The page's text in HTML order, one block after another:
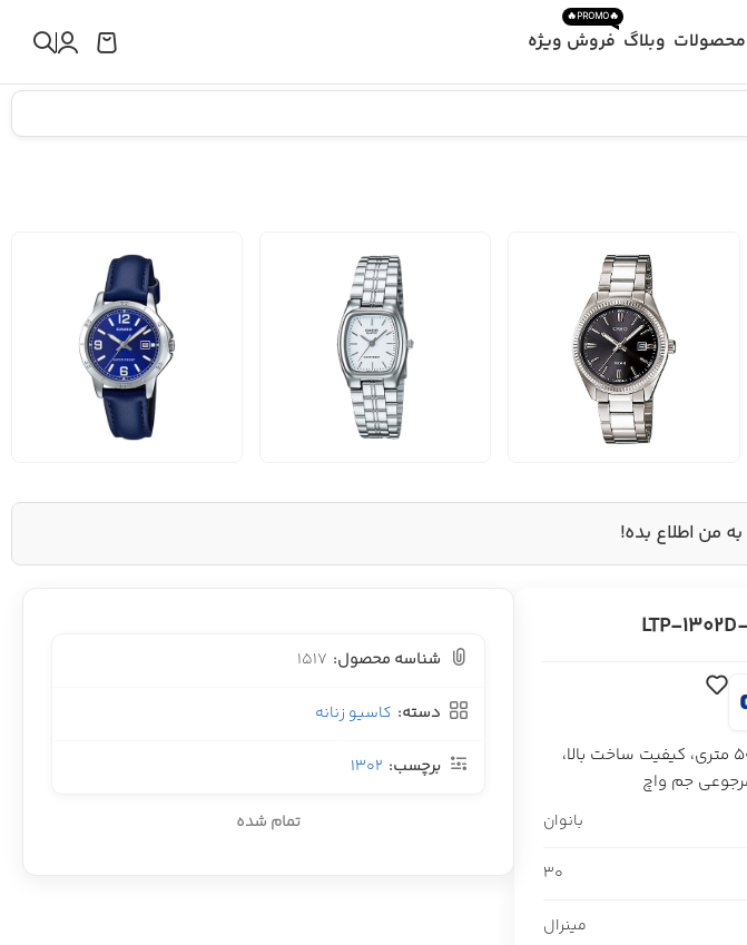
وبلاگ فروش ویژه
🔥PROMO🔥
من اطلاع بده!
کاسیو انتایسر، زه جذاب، ضد آب 50 متری، کیفیت ساخت بالا،
جم واچ
بانوان
30
مینرال
شناسه محصول: 1517
دسته: کاسیو زنانه
برچسب: 1302
تمام شده